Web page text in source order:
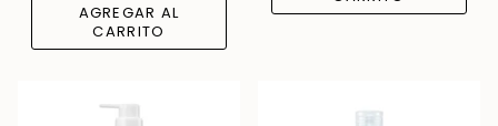
AGREGAR AL
CARRITO